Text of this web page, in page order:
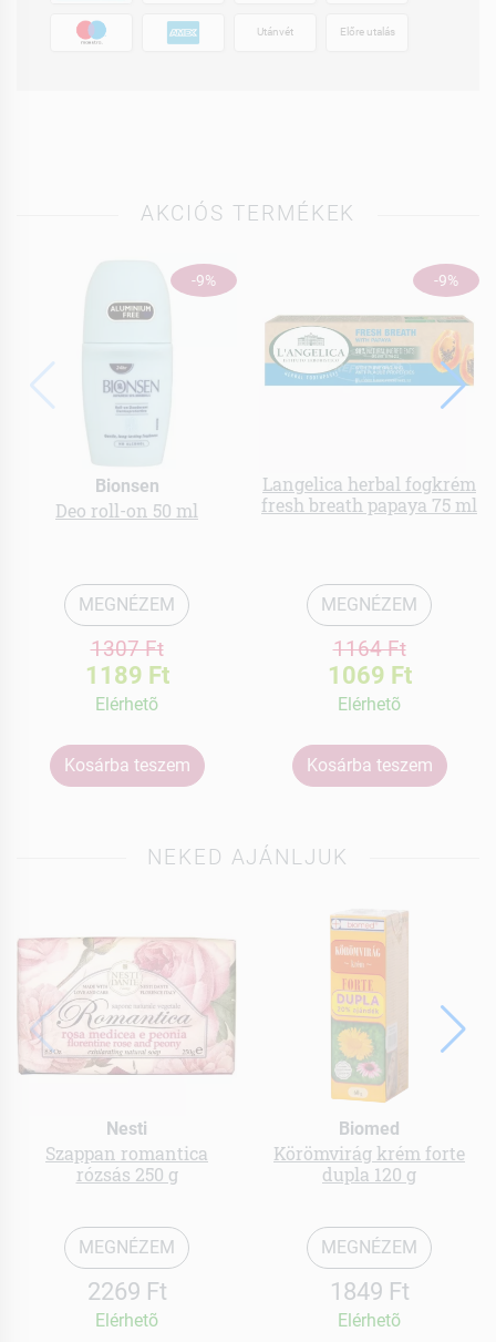
Utánvét Előre utalás
AKCIÓS TERMÉKEK
-9%
Bionsen
Deo roll-on 50 ml
MEGNÉZEM
1307 Ft
1189 Ft
Elérhetõ
Kosárba teszem
-9%
Langelica herbal fogkrém
fresh breath papaya 75 ml
MEGNÉZEM
1164 Ft
1069 Ft
Elérhetõ
Kosárba teszem
NEKED AJÁNLJUK
Nesti
Szappan romantica
rózsás 250 g
MEGNÉZEM
2269 Ft
Elérhetõ
Biomed
Körömvirág krém forte
dupla 120 g
MEGNÉZEM
1849 Ft
Elérhetõ